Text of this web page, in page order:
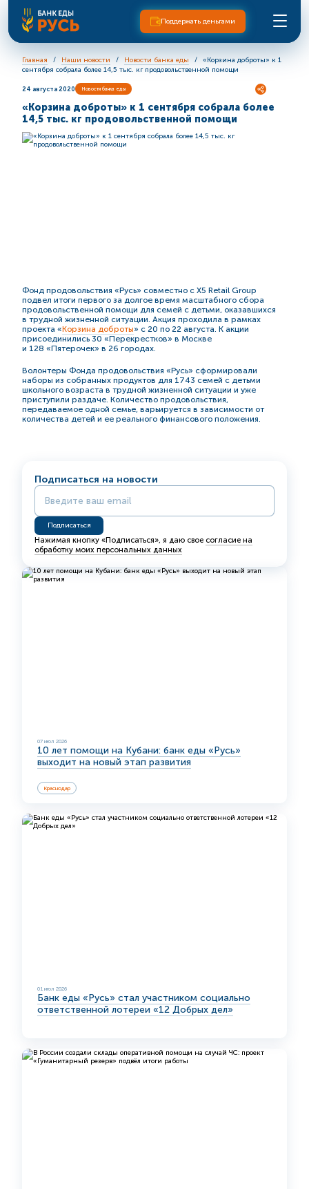
Поддержать деньгами
Главная Наши новости Новости банка еды
«Корзина доброты» к 1
сентября собрала более 14,5 тыс. кг продовольственной помощи
24 августа 2020 Новости банка еды
«Корзина доброты» к 1 сентября собрала более
14,5 тыс. кг продовольственной помощи
Фонд продовольствия «Русь» совместно с X5 Retail Group
подвел итоги первого за долгое время масштабного сбора
продовольственной помощи для семей с детьми, оказавшихся
в трудной жизненной ситуации. Акция проходила в рамках
проекта «Корзина доброты» с 20 по 22 августа. К акции
присоединились 30 «Перекрестков» в Москве
и 128 «Пятерочек» в 26 городах.
Волонтеры Фонда продовольствия «Русь» сформировали
наборы из собранных продуктов для 1743 семей с детьми
школьного возраста в трудной жизненной ситуации и уже
приступили раздаче. Количество продовольствия,
передаваемое одной семье, варьируется в зависимости от
количества детей и ее реального финансового положения.
Подписаться на новости
Нажимая кнопку «Подписаться», я даю свое согласие на
обработку моих персональных данных
07 июл 2026
10 лет помощи на Кубани: банк еды «Русь»
выходит на новый этап развития
Краснодар
01 июл 2026
Банк еды «Русь» стал участником социально
ответственной лотереи «12 Добрых дел»